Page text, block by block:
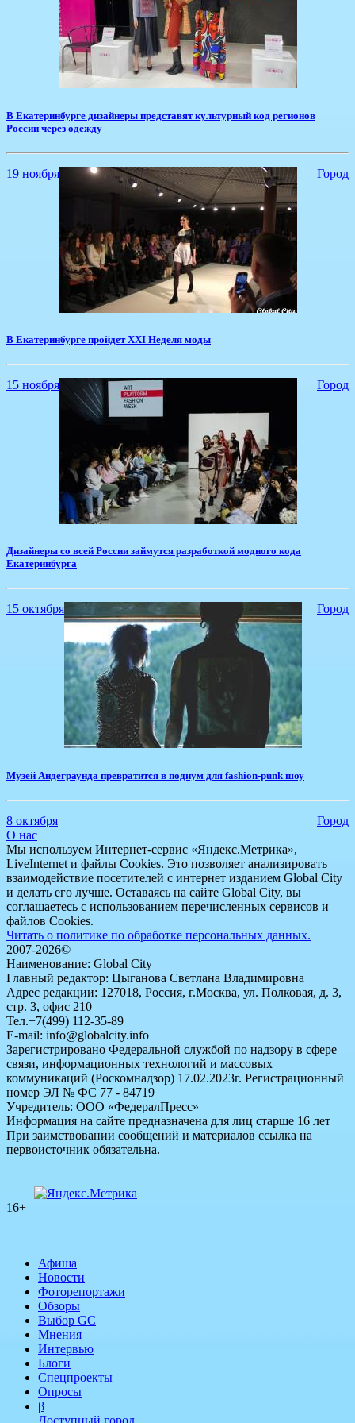
В Екатеринбурге дизайнеры представят культурный код регионов
России через одежду
19 ноября Город
В Екатеринбурге пройдет XXI Неделя моды
15 ноября Город
Дизайнеры со всей России займутся разработкой модного кода
Екатеринбурга
15 октября Город
Музей Андеграунда превратится в подиум для fashion-punk шоу
8 октября
Город
О нас
Мы используем Интернет-сервис «Яндекс.Метрика»,
LiveInternet и файлы Cookies. Это позволяет анализировать
взаимодействие посетителей с интернет изданием Global City
и делать его лучше. Оставаясь на сайте Global City, вы
соглашаетесь с использованием перечисленных сервисов и
файлов Cookies.
Читать о политике по обработке персональных данных.
2007-2026©
Наименование: Global City
Главный редактор: Цыганова Светлана Владимировна
Адрес редакции: 127018, Россия, г.Москва, ул. Полковая, д. 3,
стр. 3, офис 210
Тел.+7(499) 112-35-89
E-mail: info@globalcity.info
Зарегистрировано Федеральной службой по надзору в сфере
связи, информационных технологий и массовых
коммуникаций (Роскомнадзор) 17.02.2023г. Регистрационный
номер ЭЛ № ФС 77 - 84719
Учредитель: ООО «ФедералПресс»
Информация на сайте предназначена для лиц старше 16 лет
При заимствовании сообщений и материалов ссылка на
первоисточник обязательна.
16+
Афиша
Новости
Фоторепортажи
Обзоры
Выбор GC
Мнения
Интервью
Блоги
Спецпроекты
Опросы
β
Доступный город